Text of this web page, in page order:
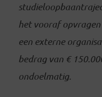
het vooraf
een externe
bedrag van €
ondoelmatig.